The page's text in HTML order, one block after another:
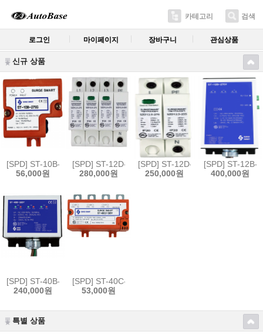
카테고리 검색
로그인 마이페이지 장바구니 관심상품
신규 상품
[SPD] ST-10B-275S(1P2W)
56,000원
[SPD] ST-12D-275Y(3P4W)
280,000원
[SPD] ST-12D-275S(1P2W)
250,000원
[SPD] ST-12B-
400,000원
[SPD] ST-40B-320Y(3P4W)
240,000원
[SPD] ST-40C-320Y(3P4W)
53,000원
특별 상품